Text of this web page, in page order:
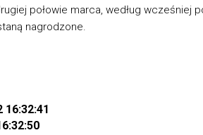
połowie marca, według wcześniej
nagrodzone.
16:32:41